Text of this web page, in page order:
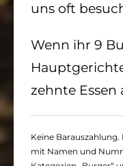
uns oft
Wenn ihr 9
zehnte Essen
Keine
mit Namen und